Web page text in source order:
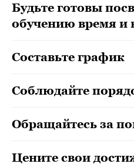
Будьте готовы
обучению время и
Составьте график
Соблюдайте
Обращайтесь за
Цените свои